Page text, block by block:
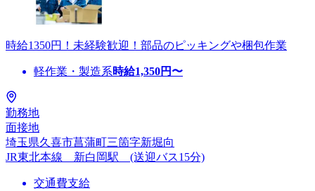
時給1350円！未経験歓迎！部品のピッキングや梱包作業
軽作業・製造系時給1,350円〜
勤務地
面接地
埼玉県久喜市菖蒲町三箇字新堀向
JR東北本線 新白岡駅 (送迎バス15分)
交通費支給